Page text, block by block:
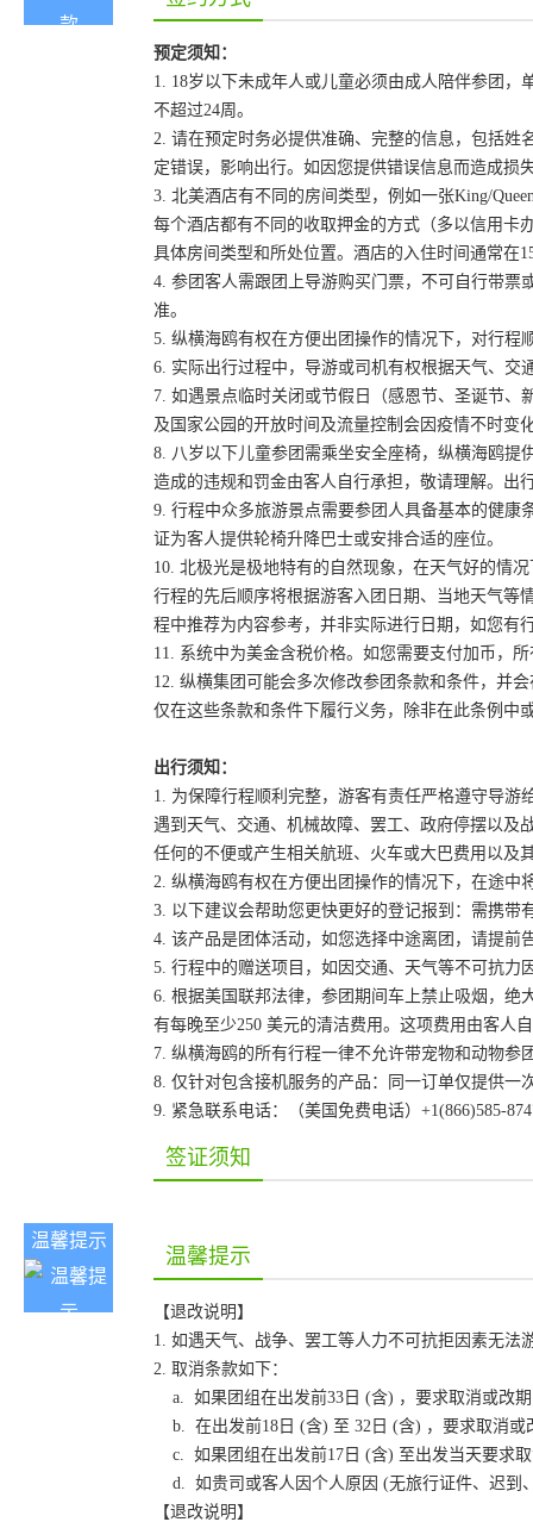
预定须知：
1. 18岁以下未成年人或儿童必须由成人陪伴参团
不超过24周。
2. 请在预定时务必提供准确、完整的信息，包括
定错误，影响出行。如因您提供错误信息而造成损
3. 北美酒店有不同的房间类型，例如一张King/
每个酒店都有不同的收取押金的方式（多以信用卡
具体房间类型和所处位置。酒店的入住时间通常在
4. 参团客人需跟团上导游购买门票，不可自行带票
准。
5. 纵横海鸥有权在方便出团操作的情况下，对行
6. 实际出行过程中，导游或司机有权根据天气、
7. 如遇景点临时关闭或节假日（感恩节、圣诞节
及国家公园的开放时间及流量控制会因疫情不时变
8. 八岁以下儿童参团需乘坐安全座椅，纵横海鸥提
造成的违规和罚金由客人自行承担，敬请理解。出
9. 行程中众多旅游景点需要参团人具备基本的健
证为客人提供轮椅升降巴士或安排合适的座位。
10. 北极光是极地特有的自然现象，在天气好的情
行程的先后顺序将根据游客入团日期、当地天气等
程中推荐为内容参考，并非实际进行日期，如您有
11. 系统中为美金含税价格。如您需要支付加币，
12. 纵横集团可能会多次修改参团条款和条件，并
仅在这些条款和条件下履行义务，除非在此条例中
出行须知：
1. 为保障行程顺利完整，游客有责任严格遵守导
遇到天气、交通、机械故障、罢工、政府停摆以及
任何的不便或产生相关航班、火车或大巴费用以及
2. 纵横海鸥有权在方便出团操作的情况下，在途
3. 以下建议会帮助您更快更好的登记报到：需携
4. 该产品是团体活动，如您选择中途离团，请提
5. 行程中的赠送项目，如因交通、天气等不可抗
6. 根据美国联邦法律，参团期间车上禁止吸烟，
有每晚至少250 美元的清洁费用。这项费用由客人
7. 纵横海鸥的所有行程一律不允许带宠物和动物参
8. 仅针对包含接机服务的产品：同一订单仅提供
9. 紧急联系电话：（美国免费电话）+1(866)585-
签证须知
温馨提示
温馨提示
【退改说明】
1. 如遇天气、战争、罢工等人力不可抗拒因素无
2. 取消条款如下：
a. 如果团组在出发前33日 (含) ，要求取消或改
b. 在出发前18日 (含) 至 32日 (含) ，要求取消或
c. 如果团组在出发前17日 (含) 至出发当天要求
d. 如贵司或客人因个人原因 (无旅行证件、迟到
【退改说明】